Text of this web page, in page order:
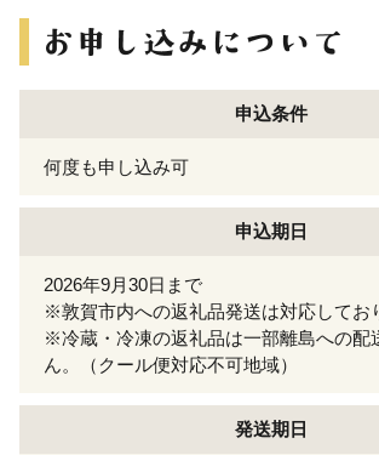
申込条件
何度も申し込み可
申込期日
2026年9月30日まで
※敦賀市内への返礼品発送は対応してお
※冷蔵・冷凍の返礼品は一部離島への配
ん。（クール便対応不可地域）
発送期日